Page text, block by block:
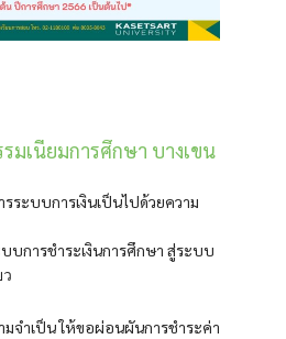
รมเนียมการศึกษา บางเขน ภาคต้
ระบบการเงินเป็นไปด้วยความ
บการชำระเงินการศึกษา สู่ระบบ
จำเป็น ให้ขอผ่อนผันการชำระค่า